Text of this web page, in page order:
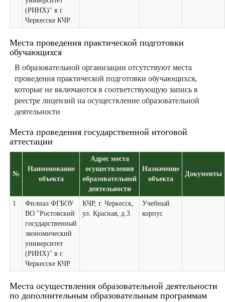
(РИНХ)" в г.
Черкесске КЧР
Места проведения практической подготовки
обучающихся
В образовательной организации отсутствуют места
проведения практической подготовки обучающихся,
которые не включаются в соответствующую запись в
реестре лицензий на осуществление образовательной
деятельности
Места проведения государственной итоговой
аттестации
№
Наименование
объекта
Адрес места
осуществления
образовательной
деятельности
Назначение
объекта
Документы
1
Филиал ФГБОУ
ВО "Ростовский
государственный
экономический
университет
(РИНХ)" в г.
Черкесске КЧР
КЧР, г. Черкесск,
ул. Красная, д.3
Учебный
корпус
Места осуществления образовательной деятельности
по дополнительным образовательным программам